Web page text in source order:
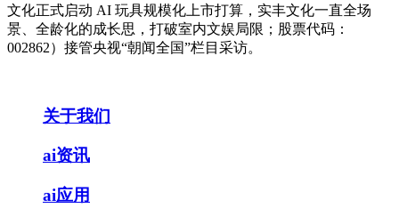
文化正式启动 AI 玩具规模化上市打算，实丰文化一直全场
景、全龄化的成长思，打破室内文娱局限；股票代码：
002862）接管央视“朝闻全国”栏目采访。
关于我们
ai资讯
ai应用